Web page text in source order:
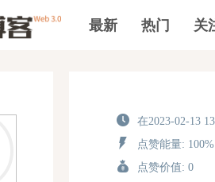
最新 热门 关
在2023-02-13
点赞能量: 100%
点赞价值: 0